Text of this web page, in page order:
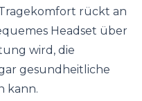
rückt an
Headset über
wird, die
gesundheitliche
kann.